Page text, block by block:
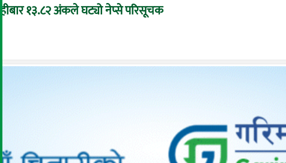
बिहीबार १३.८२ अंकले घट्यो नेप्से परिसूचक